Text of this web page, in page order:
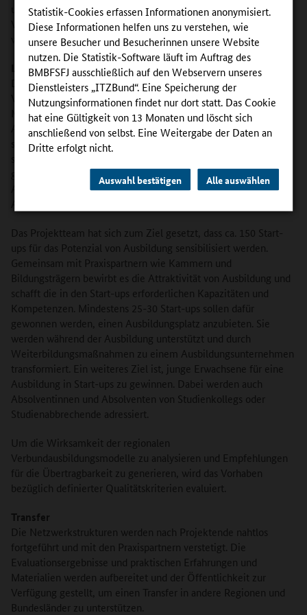
Statistik-Cookies erfassen Informationen anonymisiert.
Diese Informationen helfen uns zu verstehen, wie
unsere Besucher und Besucherinnen unsere Website
nutzen. Die Statistik-Software läuft im Auftrag des
BMBFSFJ ausschließlich auf den Webservern unseres
Dienstleisters „ITZBund“. Eine Speicherung der
Nutzungsinformationen findet nur dort statt. Das Cookie
hat eine Gültigkeit von 13 Monaten und löscht sich
anschließend von selbst. Eine Weitergabe der Daten an
Dritte erfolgt nicht.
Auswahl bestätigen Alle auswählen
ups für die Berufsausbildung, indem vorhandene
Verbundstrukturen genutzt und neue Netzwerke aufgebaut
werden.
Lösung
Das Projekt baut dafür Netzwerkstrukturen der
Verbundausbildung in den zwei kontrastierenden
Modellregionen auf: Während in Sachsen als außerschulischer
Ausbildungsort überbetriebliche Bildungsträger vorherrschen,
sind es in Rheinland-Pfalz Groß- und Mittelbetriebe. Dadurch
sollen die Rahmenbedingungen für Ausbildung in Start-ups
geschaffen werden, die noch nicht komplette
Ausbildungskapazität erreicht haben oder nicht alle
Das Projektteam hat sich zum Ziel gesetzt, dass ca. 150 Start-
ups für das Potenzial von Ausbildung sensibilisiert werden.
Gemeinsam mit Praxispartnern wie Kammern und
Bildungsträgern bewirbt es die Attraktivität von Ausbildung und
schafft die in den Start-ups erforderlichen Kapazitäten und
Kompetenzen. Mindestens 25-30 Start-ups sollen dafür
gewonnen werden, einen Ausbildungsplatz anzubieten. Sie
werden während der Ausbildung unterstützt und durch
Weiterbildungsmaßnahmen zu einem Ausbildungsunternehmen
transformiert. Ein weiteres Ziel ist, junge Erwachsene für eine
Ausbildung in Start-ups zu gewinnen. Dabei werden auch
Absolventinnen und Absolventen von Studienkollegs oder
Studienabbrechende adressiert.
Um die Wirksamkeit der regionalen
Verbundausbildungsmodelle zu analysieren und Empfehlungen
für die Übertragbarkeit zu generieren, wird das Vorhaben
bezüglich definierter Qualitätskriterien evaluiert.
Transfer
Die Netzwerkstrukturen werden nach Projektende nahtlos
fortgeführt und mit den Praxispartnern verstetigt. Die
Evaluationsergebnisse und praktischen Erfahrungen und
Materialien werden aufbereitet und der Öffentlichkeit zur
Verfügung gestellt, um einen Transfer in andere Regionen und
Bundesländer zu unterstützen.